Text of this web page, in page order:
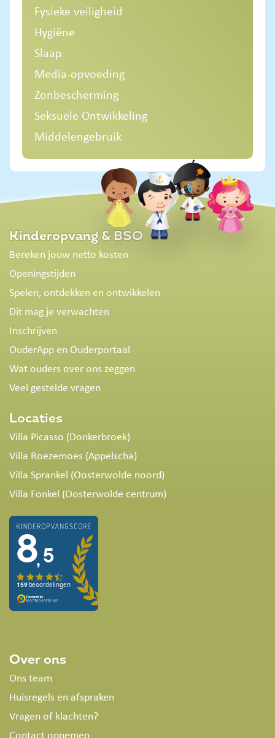
Fysieke veiligheid
Hygiëne
Slaap
Media-opvoeding
Zonbescherming
Seksuele Ontwikkeling
Middelengebruik
Kinderopvang & BSO
Bereken jouw netto kosten
Openingstijden
Spelen, ontdekken en ontwikkelen
Dit mag je verwachten
Inschrijven
OuderApp en Ouderportaal
Wat ouders over ons zeggen
Veel gestelde vragen
Locaties
Villa Picasso (Donkerbroek)
Villa Roezemoes (Appelscha)
Villa Sprankel (Oosterwolde noord)
Villa Fonkel (Oosterwolde centrum)
Over ons
Ons team
Huisregels en afspraken
Vragen of klachten?
Contact opnemen